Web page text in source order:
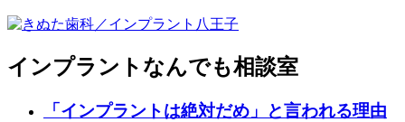
インプラントなんでも相談室
「インプラントは絶対だめ」と言われる理由